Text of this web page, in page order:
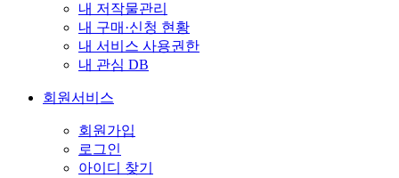
내 저작물관리
내 구매·신청 현황
내 서비스 사용권한
내 관심 DB
회원서비스
회원가입
로그인
아이디 찾기